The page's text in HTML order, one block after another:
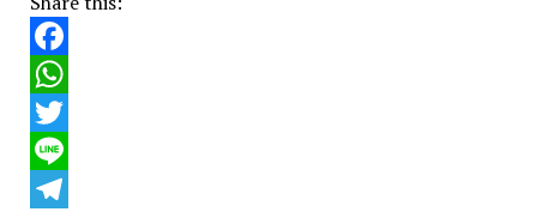
Facebook
WhatsApp
Twitter
Line